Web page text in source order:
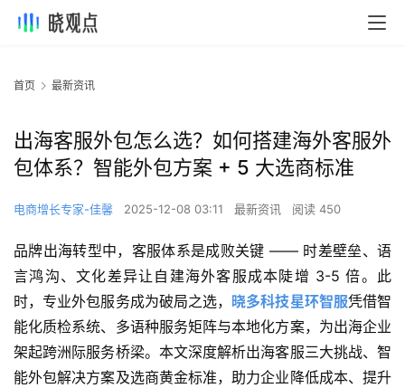
首页 最新资讯
出海客服外包怎么选？如何搭建海外客服外
包体系？智能外包方案 + 5 大选商标准
电商增长专家-佳馨 2025-12-08 03:11 最新资讯 阅读 450
品牌出海转型中，客服体系是成败关键 —— 时差壁垒、语
言鸿沟、文化差异让自建海外客服成本陡增 3-5 倍。此
时，专业外包服务成为破局之选， 晓多科技星环智服凭借智
能化质检系统、多语种服务矩阵与本地化方案，为出海企业
架起跨洲际服务桥梁。本文深度解析出海客服三大挑战、智
能外包解决方案及选商黄金标准，助力企业降低成本、提升